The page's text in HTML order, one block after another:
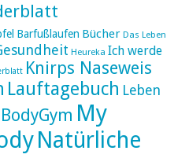
Barfußlaufen Bücher Das Leben
Heureka Ich werde
Knirps Naseweis
Lauftagebuch Leben
My
Natürliche